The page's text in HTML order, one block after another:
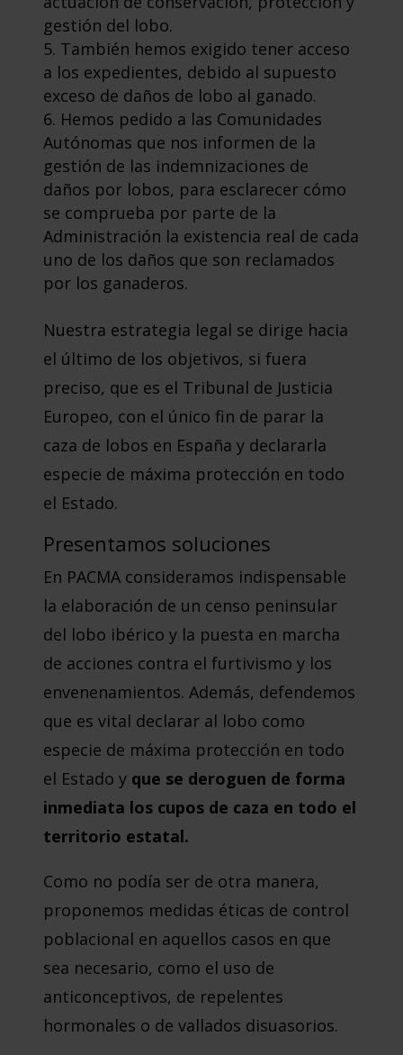
gestión del lobo.
También hemos exigido tener acceso
a los expedientes, debido al supuesto
exceso de daños de lobo al ganado.
Hemos pedido a las Comunidades
Autónomas que nos informen de la
gestión de las indemnizaciones de
daños por lobos, para esclarecer cómo
se comprueba por parte de la
Administración la existencia real de cada
uno de los daños que son reclamados
por los ganaderos.
Nuestra estrategia legal se dirige hacia
el último de los objetivos, si fuera
preciso, que es el Tribunal de Justicia
Europeo, con el único fin de parar la
caza de lobos en España y declararla
especie de máxima protección en todo
el Estado.
Presentamos soluciones
En PACMA consideramos indispensable
la elaboración de un censo peninsular
del lobo ibérico y la puesta en marcha
de acciones contra el furtivismo y los
envenenamientos. Además, defendemos
que es vital declarar al lobo como
especie de máxima protección en todo
el Estado y que se deroguen de forma
inmediata los cupos de caza en todo el
territorio estatal.
Como no podía ser de otra manera,
proponemos medidas éticas de control
poblacional en aquellos casos en que
sea necesario, como el uso de
anticonceptivos, de repelentes
hormonales o de vallados disuasorios.